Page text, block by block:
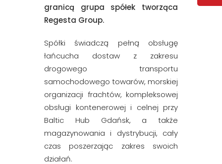
granicą grupa spółek tworząca
Regesta Group.
Spółki świadczą pełną obsługę
łańcucha dostaw z zakresu
drogowego transportu
samochodowego towarów, morskiej
organizacji frachtów, kompleksowej
obsługi kontenerowej i celnej przy
Baltic Hub Gdańsk, a także
magazynowania i dystrybucji, cały
czas poszerzając zakres swoich
działań.